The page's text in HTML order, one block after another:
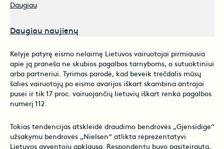
Daugiau
Daugiau naujienų
Kelyje patyrę eismo nelaimę Lietuvos vairuotojai pirmiausia
apie ją praneša ne skubios pagalbos tarnyboms, o sutuoktiniui
arba partneriui. Tyrimas parodė, kad beveik trečdalis mūsų
šalies vairuotojų po eismo avarijos iškart skambina antrajai
pusei ir tik 17 proc. vairuojančių lietuvių iškart renka pagalbos
numerį 112.
Tokias tendencijas atskleidė draudimo bendrovės „Gjensidige“
užsakymu bendrovės „Nielsen“ atlikta reprezentatyvi
Lietuvos gyventojų apklausa. Respondentų buvo pasiteirauta,